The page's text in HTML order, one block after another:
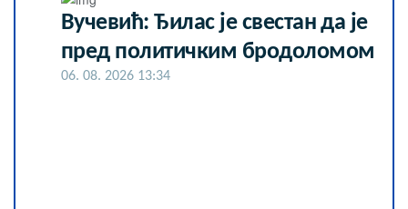
Вучевић: Ђилас је свестан да је
пред политичким бродоломом
06. 08. 2026 13:34